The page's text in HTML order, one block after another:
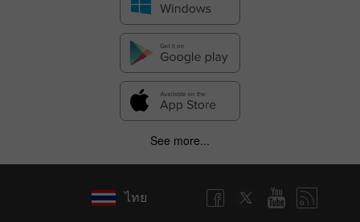
See more...
ไทย